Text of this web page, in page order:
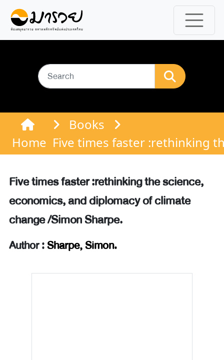
Home
Books
Five times faster :rethinking
Five times faster :rethinking the science,
economics, and diplomacy of climate
change /Simon Sharpe.
Author :Sharpe, Simon.